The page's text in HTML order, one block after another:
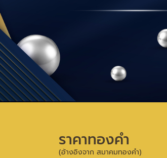
ราคาทองคำ
(อ้างอิงจาก สมาคมทองคำ)